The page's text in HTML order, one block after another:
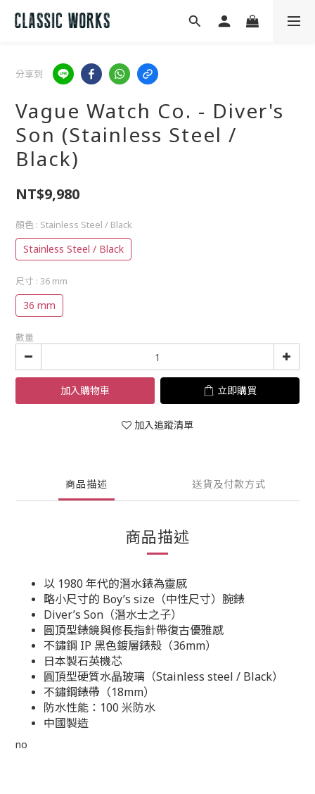
分享到
Vague Watch Co. - Diver's
Son (Stainless Steel /
Black)
NT$9,980
顏色 : Stainless Steel / Black
Stainless Steel / Black
尺寸 : 36 mm
36 mm
數量
加入購物車 立即購買
加入追蹤清單
商品描述 送貨及付款方式
商品描述
以 1980 年代的潛水錶為靈感
略小尺寸的 Boy’s size（中性尺寸）腕錶
Diver’s Son（潛水士之子）
圓頂型錶鏡與修長指針帶復古優雅感
不鏽鋼 IP 黑色鍍層錶殼（36mm）
日本製石英機芯
圓頂型硬質水晶玻璃（Stainless steel / Black）
不鏽鋼錶帶（18mm）
防水性能：100 米防水
中國製造
no